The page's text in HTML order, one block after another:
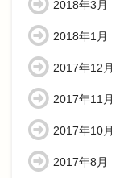
2018年3月
2018年1月
2017年12月
2017年11月
2017年10月
2017年8月